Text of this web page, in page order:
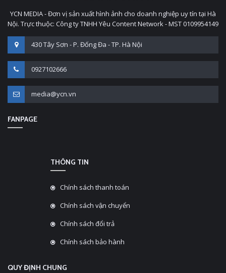
YCN MEDIA - Đơn vị sản xuất hình ảnh cho doanh nghiệp uy tín tại Hà
Nội. Trực thuộc: Công ty TNHH Yêu Content Network - MST 0109954149
430 Tây Sơn - P. Đống Đa - TP. Hà Nội
0927102666
media@ycn.vn
FANPAGE
THÔNG TIN
Chính sách thanh toán
Chính sách vận chuyển
Chính sách đổi trả
Chính sách bảo hành
QUY ĐỊNH CHUNG